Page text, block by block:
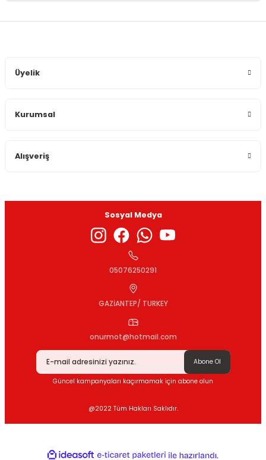
Ürün bilgilerinde hatalar bulunuyor.
Gönder
Üyelik
Kurumsal
Alışveriş
Sosyal Medya
05076250291
GAZİANTEP/ TURKEY
onurmot@hotmail.com
Abone Ol
Güncel kampanyaları kaçırmamak için abone olun
@2022 Tüm Hakları Saklıdır.
ideasoft e-